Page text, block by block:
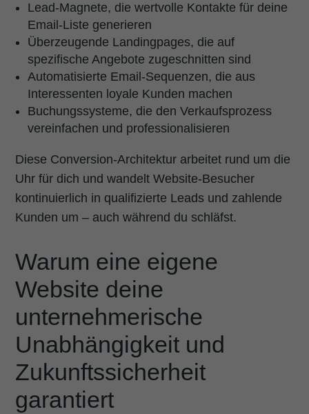
Lead-Magnete, die wertvolle Kontakte für deine
Email-Liste generieren
Überzeugende Landingpages, die auf
spezifische Angebote zugeschnitten sind
Automatisierte Email-Sequenzen, die aus
Interessenten loyale Kunden machen
Buchungssysteme, die den Verkaufsprozess
vereinfachen und professionalisieren
Diese Conversion-Architektur arbeitet rund um die
Uhr für dich und wandelt Website-Besucher
kontinuierlich in qualifizierte Leads und zahlende
Kunden um – auch während du schläfst.
Warum eine eigene
Website deine
unternehmerische
Unabhängigkeit und
Zukunftssicherheit
garantiert